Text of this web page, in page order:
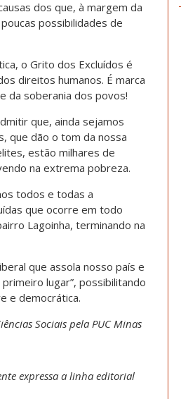
dos que, à margem da
possibilidades de
o Grito dos Excluídos é
direitos humanos. É marca
da soberania dos povos!
que, ainda sejamos
que dão o tom da nossa
estão milhares de
na extrema pobreza.
todos e todas a
que ocorre em todo
Lagoinha, terminando na
que assola nosso país e
lugar”, possibilitando
e democrática.
Sociais pela PUC Minas
expressa a linha editorial